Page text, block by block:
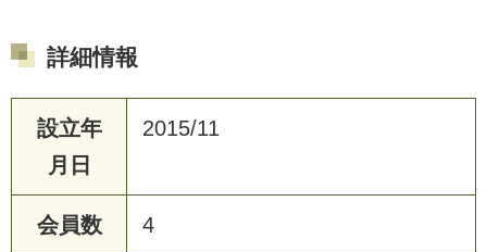
詳細情報
設立年
月日
2015/11
会員数 4